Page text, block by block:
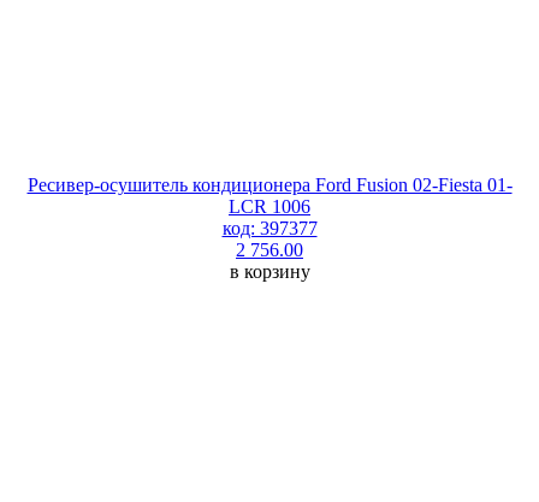
Ресивер-осушитель кондиционера Ford Fusion 02-Fiesta 01-
LCR 1006
код: 397377
2 756.00
в корзину